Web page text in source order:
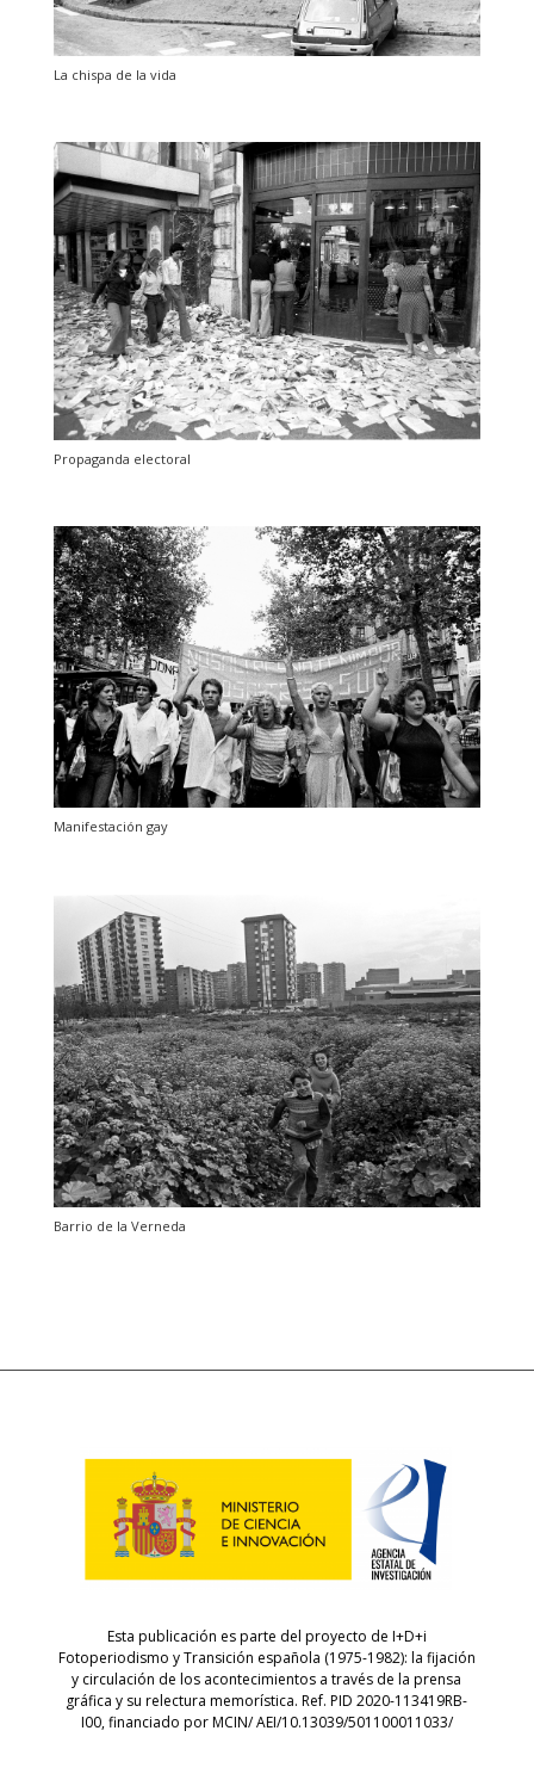
La chispa de la vida
Propaganda electoral
Manifestación gay
Barrio de la Verneda
Esta publicación es parte del proyecto de I+D+i
Fotoperiodismo y Transición española (1975-1982): la fijación
y circulación de los acontecimientos a través de la prensa
gráfica y su relectura memorística. Ref. PID 2020-113419RB-
I00, financiado por MCIN/ AEI/10.13039/501100011033/